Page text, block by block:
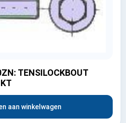
TENSILOCKBOUT
aan winkelwagen